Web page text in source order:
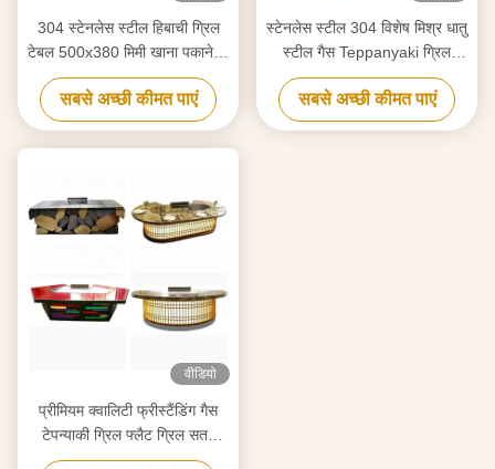
304 स्टेनलेस स्टील हिबाची ग्रिल
टेबल 500x380 मिमी खाना पकाने के
क्षेत्र के साथ
सबसे अच्छी कीमत पाएं
स्टेनलेस स्टील 304 विशेष मिश्र धातु
स्टील गैस Teppanyaki ग्रिल
तापमान सीमा 50-300C 2 वर्ष
सबसे अच्छी कीमत पाएं
वीडियो
प्रीमियम क्वालिटी फ्रीस्टैंडिंग गैस
टेपन्याकी ग्रिल फ्लैट ग्रिल सतह
तापमान सीमा 50-300C